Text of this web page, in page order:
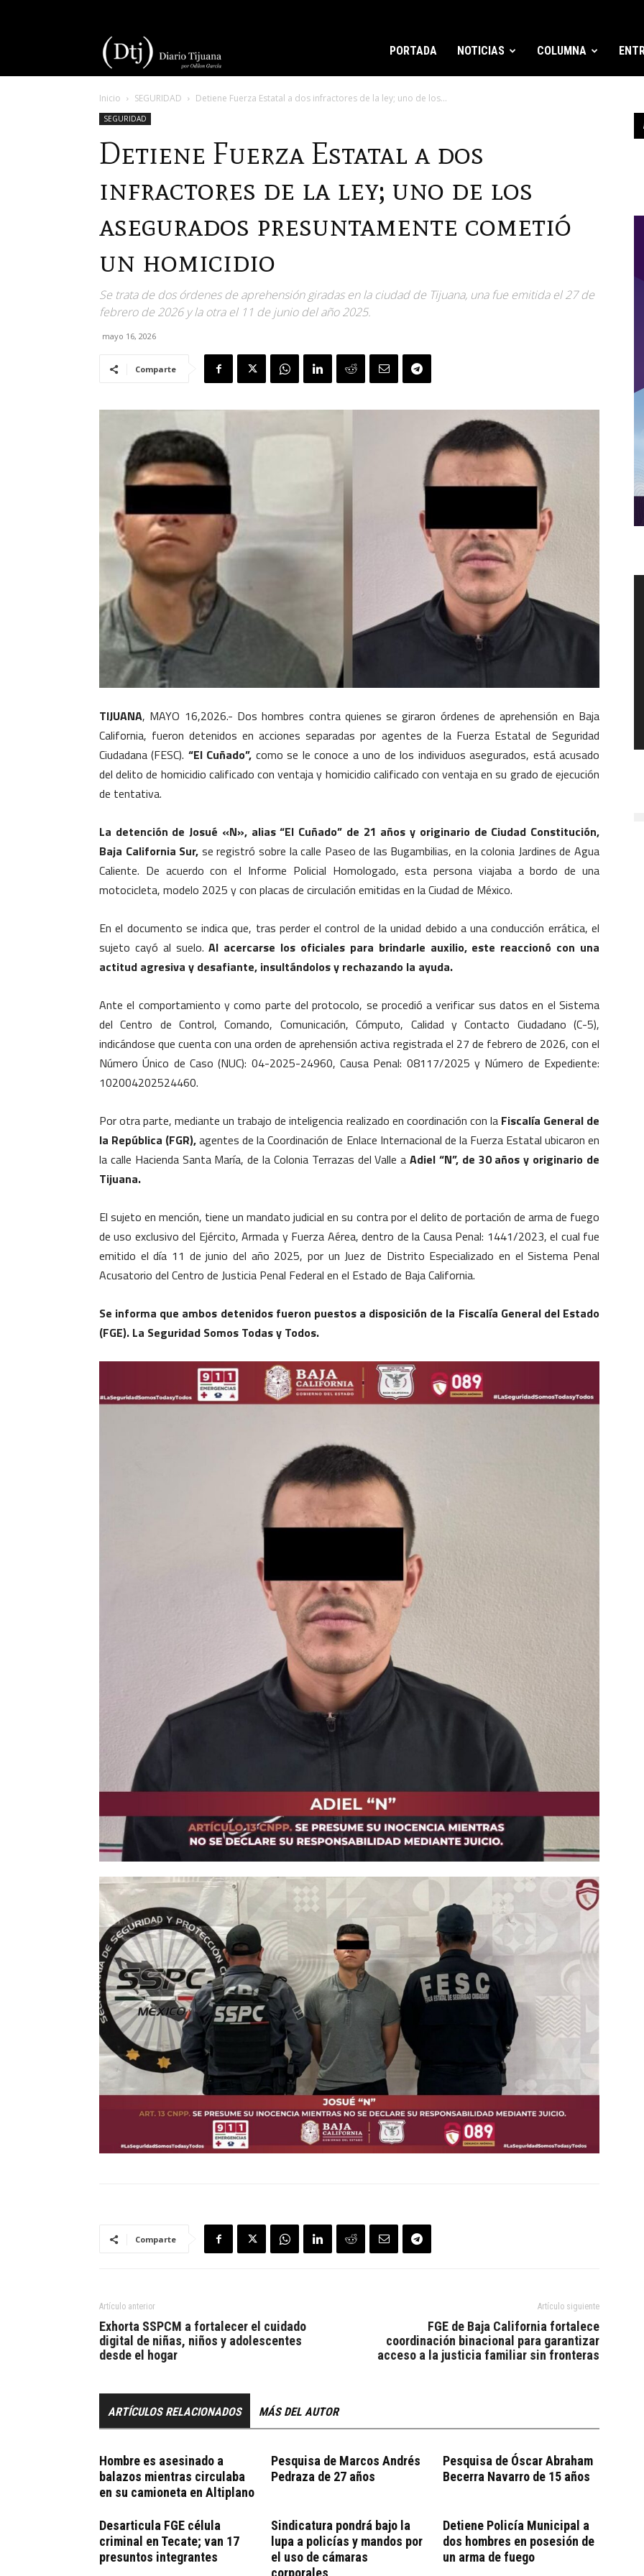
Tijuana
PORTADA NOTICIAS COLUMNA
Inicio SEGURIDAD Detiene Fuerza Estatal a dos infractores de la ley; uno de los...
SEGURIDAD
Detiene Fuerza Estatal a dos
infractores de la ley; uno de los
asegurados presuntamente cometió
un homicidio
Se trata de dos órdenes de aprehensión giradas en la ciudad de Tijuana, una fue emitida el 27 de
febrero de 2026 y la otra el 11 de junio del año 2025.
mayo 16, 2026
Comparte
TIJUANA, MAYO 16,2026.- Dos hombres contra quienes se giraron órdenes de aprehensión en Baja
California, fueron detenidos en acciones separadas por agentes de la Fuerza Estatal de Seguridad
Ciudadana (FESC). “El Cuñado”, como se le conoce a uno de los individuos asegurados, está acusado
del delito de homicidio calificado con ventaja y homicidio calificado con ventaja en su grado de ejecución
de tentativa.
La detención de Josué «N», alias “El Cuñado” de 21 años y originario de Ciudad Constitución,
Baja California Sur, se registró sobre la calle Paseo de las Bugambilias, en la colonia Jardines de Agua
Caliente. De acuerdo con el Informe Policial Homologado, esta persona viajaba a bordo de una
motocicleta, modelo 2025 y con placas de circulación emitidas en la Ciudad de México.
En el documento se indica que, tras perder el control de la unidad debido a una conducción errática, el
sujeto cayó al suelo. Al acercarse los oficiales para brindarle auxilio, este reaccionó con una
actitud agresiva y desafiante, insultándolos y rechazando la ayuda.
Ante el comportamiento y como parte del protocolo, se procedió a verificar sus datos en el Sistema
del Centro de Control, Comando, Comunicación, Cómputo, Calidad y Contacto Ciudadano (C-5),
indicándose que cuenta con una orden de aprehensión activa registrada el 27 de febrero de 2026, con el
Número Único de Caso (NUC): 04-2025-24960, Causa Penal: 08117/2025 y Número de Expediente:
102004202524460.
Por otra parte, mediante un trabajo de inteligencia realizado en coordinación con laFiscalía General de
la República (FGR),agentes de la Coordinación de Enlace Internacional de la Fuerza Estatal ubicaron en
la calle Hacienda Santa María, de la Colonia Terrazas del Valle aAdiel “N”, de 30 años y originario de
Tijuana.
El sujeto en mención, tiene un mandato judicial en su contra por el delito de portación de arma de fuego
de uso exclusivo del Ejército, Armada y Fuerza Aérea, dentro de la Causa Penal: 1441/2023, el cual fue
emitido el día 11 de junio del año 2025, por un Juez de Distrito Especializado en el Sistema Penal
Acusatorio del Centro de Justicia Penal Federal en el Estado de Baja California.
Se informa que ambos detenidos fueron puestos a disposición de la Fiscalía General del Estado
(FGE). La Seguridad Somos Todas y Todos.
Comparte
Artículo anterior
Exhorta SSPCM a fortalecer el cuidado
digital de niñas, niños y adolescentes
desde el hogar
Artículo siguiente
FGE de Baja California fortalece
coordinación binacional para garantizar
acceso a la justicia familiar sin fronteras
ARTÍCULOS RELACIONADOS MÁS DEL AUTOR
Hombre es asesinado a
balazos mientras circulaba
en su camioneta en Altiplano
Pesquisa de Marcos Andrés
Pedraza de 27 años
Pesquisa de Óscar Abraham
Becerra Navarro de 15 años
Desarticula FGE célula
criminal en Tecate; van 17
presuntos integrantes
Sindicatura pondrá bajo la
lupa a policías y mandos por
el uso de cámaras
Detiene Policía Municipal a
dos hombres en posesión de
un arma de fuego